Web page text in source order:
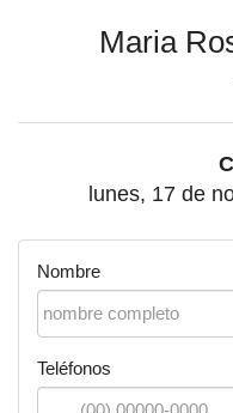
Maria
lunes, 17 de
Nombre
Teléfonos